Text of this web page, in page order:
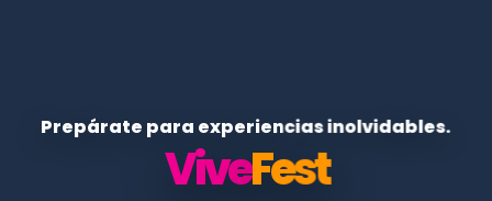
Prepárate para experiencias inolvidables.
ViveFest